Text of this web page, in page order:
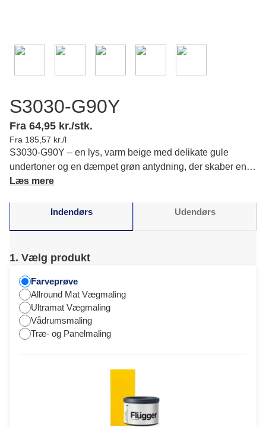
S3030-G90Y
Fra 64,95 kr./stk.
Fra 185,57 kr./l
S3030-G90Y – en lys, varm beige med delikate gule
undertoner og en dæmpet grøn antydning, der skaber en
rolig stemning hvor du føler dig hjemme. Læs mere om
Læs mere
Indendørs Udendørs
1. Vælg produkt
Farveprøve
Allround Mat Vægmaling
Ultramat Vægmaling
Vådrumsmaling
Træ- og Panelmaling